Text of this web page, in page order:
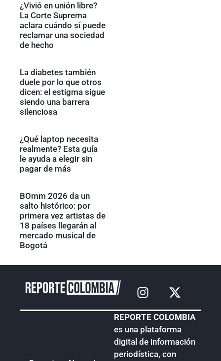
¿Vivió en unión libre?
La Corte Suprema
aclara cuándo sí puede
reclamar una sociedad
de hecho
La diabetes también
duele por lo que otros
dicen: el estigma sigue
siendo una barrera
silenciosa
¿Qué laptop necesita
realmente? Esta guía
le ayuda a elegir sin
pagar de más
BOmm 2026 da un
salto histórico: por
primera vez artistas de
18 países llegarán al
mercado musical de
Bogotá
REPORTE COLOMBIA
es una plataforma
digital de información
periodística, con